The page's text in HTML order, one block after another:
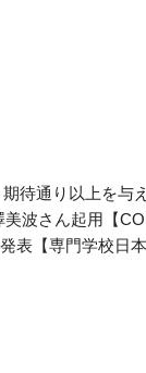
待通り以上を与
波さん起用【
表【専門学校日